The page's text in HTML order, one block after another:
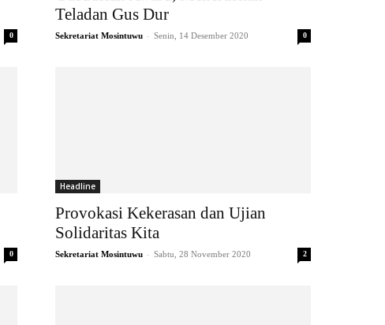
0
Teladan Gus Dur
Sekretariat Mosintuwu - Senin, 14 Desember 2020 0
0
Headline
Provokasi Kekerasan dan Ujian
Solidaritas Kita
Sekretariat Mosintuwu - Sabtu, 28 November 2020 2